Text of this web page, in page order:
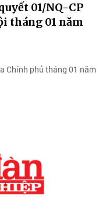
01/NQ-CP
tháng 01 năm
Chính phủ tháng 01 năm